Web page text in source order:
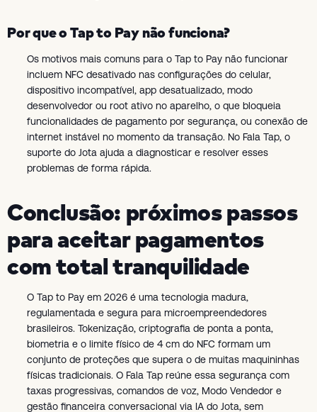
Por que o Tap to Pay não funciona?
Os motivos mais comuns para o Tap to Pay não funcionar
incluem NFC desativado nas configurações do celular,
dispositivo incompatível, app desatualizado, modo
desenvolvedor ou root ativo no aparelho, o que bloqueia
funcionalidades de pagamento por segurança, ou conexão de
internet instável no momento da transação. No Fala Tap, o
suporte do Jota ajuda a diagnosticar e resolver esses
problemas de forma rápida.
Conclusão: próximos passos
para aceitar pagamentos
com total tranquilidade
O Tap to Pay em 2026 é uma tecnologia madura,
regulamentada e segura para microempreendedores
brasileiros. Tokenização, criptografia de ponta a ponta,
biometria e o limite físico de 4 cm do NFC formam um
conjunto de proteções que supera o de muitas maquininhas
físicas tradicionais. O Fala Tap reúne essa segurança com
taxas progressivas, comandos de voz, Modo Vendedor e
gestão financeira conversacional via IA do Jota, sem